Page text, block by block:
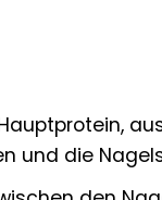
und die